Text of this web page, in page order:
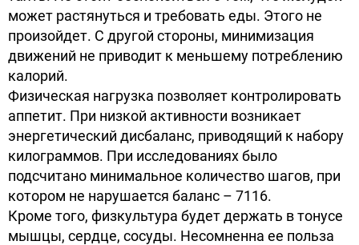
может растянуться и требовать еды. Этого не
произойдет. С другой стороны, минимизация
движений не приводит к меньшему потреблению
калорий.
Физическая нагрузка позволяет контролировать
аппетит. При низкой активности возникает
энергетический дисбаланс, приводящий к набору
килограммов. При исследованиях было
подсчитано минимальное количество шагов, при
котором не нарушается баланс – 7116.
Кроме того, физкультура будет держать в тонусе
мышцы, сердце, сосуды. Несомненна ее польза